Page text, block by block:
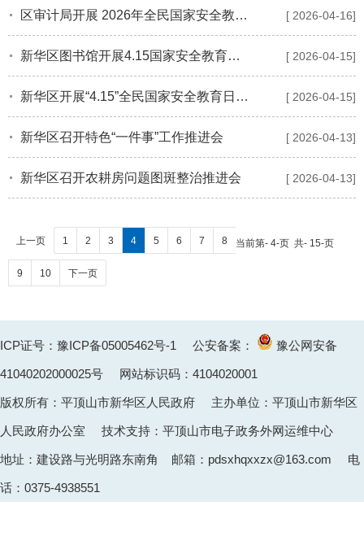
区审计局开展 2026年全民国家安全教育日宣传活动 [ 2026-04-16]
新华区图书馆开展4.15国家安全教育日宣传教育活动 [ 2026-04-15]
新华区开展“4.15”全民国家安全教育日宣传活动 [ 2026-04-15]
新华区召开特色“一件事”工作推进会 [ 2026-04-13]
新华区召开农耕房问题图斑整治推进会 [ 2026-04-13]
当前第- 4-页 共- 15-页
上一页 1 2 3 4 5 6 7 8
9 10 下一页
ICP证号：豫ICP备05005462号-1 公安备案： 豫公网安备
41040202000025号 网站标识码：4104020001
版权所有：平顶山市新华区人民政府 主办单位：平顶山市新华区
人民政府办公室 技术支持：平顶山市电子政务外网运维中心
地址：建设路与光明路东南角 邮箱：pdsxhqxxzx@163.com 电
话：0375-4938551